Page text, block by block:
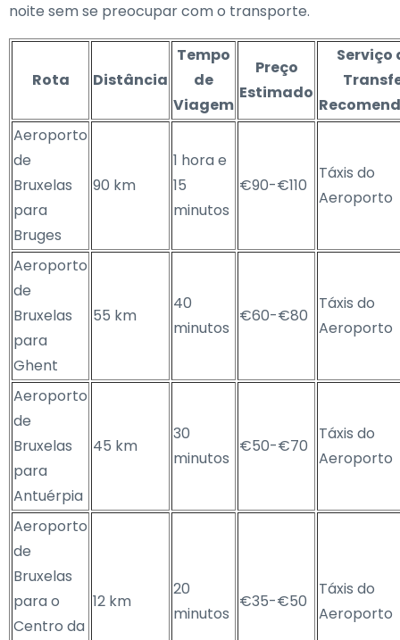
noite sem se preocupar com o transporte.
Rota Distância
Tempo
de
Viagem
Preço
Estimado
Serviço
Aeroporto
de
Bruxelas
para
Bruges
90 km
1 hora e
15
minutos
€90-€110
Táxis do
Aeroporto
Aeroporto
de
Bruxelas
para
Ghent
55 km
40
minutos
€60-€80
Táxis do
Aeroporto
Aeroporto
de
Bruxelas
para
Antuérpia
45 km
30
minutos
€50-€70
Táxis do
Aeroporto
Aeroporto
de
Bruxelas
para o
Centro da
12 km
20
minutos
€35-€50
Táxis do
Aeroporto